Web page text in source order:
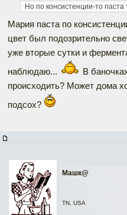
Но по консистенции-то паста
Мария паста по
цвет был подозрительно
уже вторые сутки и
нaблюдаю...
В
происходить? Может дома
подсох?
Машк@
TN, USA